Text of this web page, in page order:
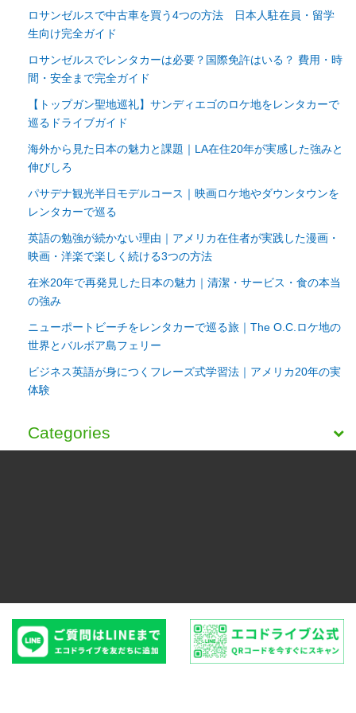
ロサンゼルスで中古車を買う4つの方法 日本人駐在員・留学
生向け完全ガイド
ロサンゼルスでレンタカーは必要？国際免許はいる？ 費用・時
間・安全まで完全ガイド
【トップガン聖地巡礼】サンディエゴのロケ地をレンタカーで
巡るドライブガイド
海外から見た日本の魅力と課題｜LA在住20年が実感した強みと
伸びしろ
パサデナ観光半日モデルコース｜映画ロケ地やダウンタウンを
レンタカーで巡る
英語の勉強が続かない理由｜アメリカ在住者が実践した漫画・
映画・洋楽で楽しく続ける3つの方法
在米20年で再発見した日本の魅力｜清潔・サービス・食の本当
の強み
ニューポートビーチをレンタカーで巡る旅｜The O.C.ロケ地の
世界とバルボア島フェリー
ビジネス英語が身につくフレーズ式学習法｜アメリカ20年の実
体験
Categories